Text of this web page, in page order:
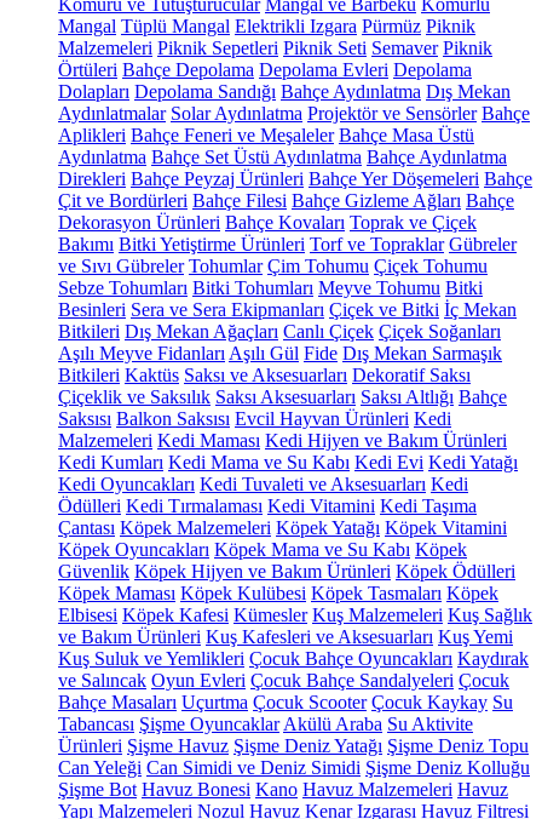
Kömürü ve Tutuşturucular Mangal ve Barbekü Kömürlü
Mangal Tüplü Mangal Elektrikli Izgara Pürmüz Piknik
Malzemeleri Piknik Sepetleri Piknik Seti Semaver Piknik
Örtüleri Bahçe Depolama Depolama Evleri Depolama
Dolapları Depolama Sandığı Bahçe Aydınlatma Dış Mekan
Aydınlatmalar Solar Aydınlatma Projektör ve Sensörler Bahçe
Aplikleri Bahçe Feneri ve Meşaleler Bahçe Masa Üstü
Aydınlatma Bahçe Set Üstü Aydınlatma Bahçe Aydınlatma
Direkleri Bahçe Peyzaj Ürünleri Bahçe Yer Döşemeleri Bahçe
Çit ve Bordürleri Bahçe Filesi Bahçe Gizleme Ağları Bahçe
Dekorasyon Ürünleri Bahçe Kovaları Toprak ve Çiçek
Bakımı Bitki Yetiştirme Ürünleri Torf ve Topraklar Gübreler
ve Sıvı Gübreler Tohumlar Çim Tohumu Çiçek Tohumu
Sebze Tohumları Bitki Tohumları Meyve Tohumu Bitki
Besinleri Sera ve Sera Ekipmanları Çiçek ve Bitki İç Mekan
Bitkileri Dış Mekan Ağaçları Canlı Çiçek Çiçek Soğanları
Aşılı Meyve Fidanları Aşılı Gül Fide Dış Mekan Sarmaşık
Bitkileri Kaktüs Saksı ve Aksesuarları Dekoratif Saksı
Çiçeklik ve Saksılık Saksı Aksesuarları Saksı Altlığı Bahçe
Saksısı Balkon Saksısı Evcil Hayvan Ürünleri Kedi
Malzemeleri Kedi Maması Kedi Hijyen ve Bakım Ürünleri
Kedi Kumları Kedi Mama ve Su Kabı Kedi Evi Kedi Yatağı
Kedi Oyuncakları Kedi Tuvaleti ve Aksesuarları Kedi
Ödülleri Kedi Tırmalaması Kedi Vitamini Kedi Taşıma
Çantası Köpek Malzemeleri Köpek Yatağı Köpek Vitamini
Köpek Oyuncakları Köpek Mama ve Su Kabı Köpek
Güvenlik Köpek Hijyen ve Bakım Ürünleri Köpek Ödülleri
Köpek Maması Köpek Kulübesi Köpek Tasmaları Köpek
Elbisesi Köpek Kafesi Kümesler Kuş Malzemeleri Kuş Sağlık
ve Bakım Ürünleri Kuş Kafesleri ve Aksesuarları Kuş Yemi
Kuş Suluk ve Yemlikleri Çocuk Bahçe Oyuncakları Kaydırak
ve Salıncak Oyun Evleri Çocuk Bahçe Sandalyeleri Çocuk
Bahçe Masaları Uçurtma Çocuk Scooter Çocuk Kaykay Su
Tabancası Şişme Oyuncaklar Akülü Araba Su Aktivite
Ürünleri Şişme Havuz Şişme Deniz Yatağı Şişme Deniz Topu
Can Yeleği Can Simidi ve Deniz Simidi Şişme Deniz Kolluğu
Şişme Bot Havuz Bonesi Kano Havuz Malzemeleri Havuz
Yapı Malzemeleri Nozul Havuz Kenar Izgarası Havuz Filtresi